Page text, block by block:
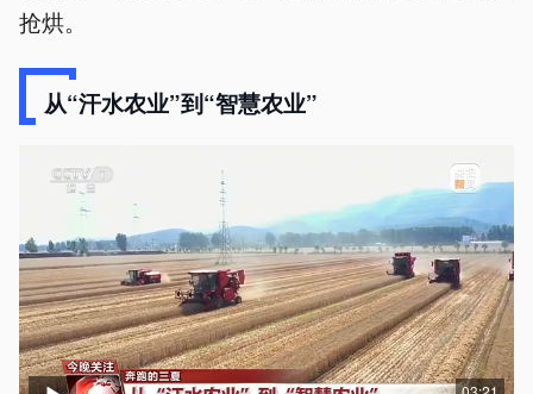
抢烘。
从“汗水农业”到“智慧农业”